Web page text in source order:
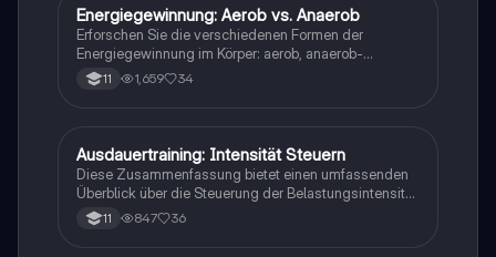
Trainingsmethoden wie Intervall- und
Dauermethoden, um die Ausdauerleistungsfähigkeit
zu verbessern.
Biologie
Energiegewinnung: Aerob vs. Anaerob
Erforschen Sie die verschiedenen Formen der
Energiegewinnung im Körper: aerob, anaerob-
alaktazid und anaerob-laktazid. Diese
Zusammenfassung bietet eine klare Definition, Vor-
Studierende der Sportwissenschaften und Biologie.
11 1,659 34
Sport
Ausdauertraining: Intensität Steuern
Diese Zusammenfassung bietet einen umfassenden
Überblick über die Steuerung der Belastungsintensität
im Ausdauertraining. Sie behandelt die aerobe und
anaerobe Schwelle, verschiedene Methoden zur
11 847 36